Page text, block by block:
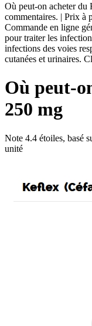
Où peut-on acheter du
commentaires. | Prix à
Commande en ligne
pour traiter les
infections des voies
cutanées et urinaires.
Où peut-
250 mg
Note 4.4 étoiles, basé
unité